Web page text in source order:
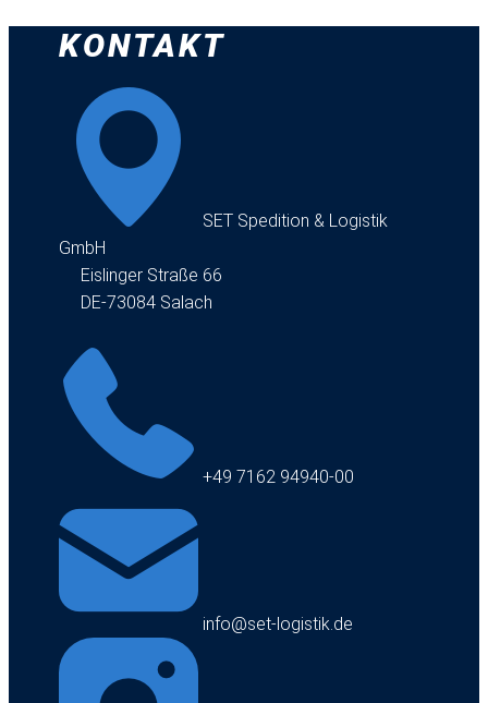
KONTAKT
​SET Spedition & Logistik
GmbH
Eislinger Straße 66
DE-73084 Salach
+49 7162 94940-00
info@set-logistik.de